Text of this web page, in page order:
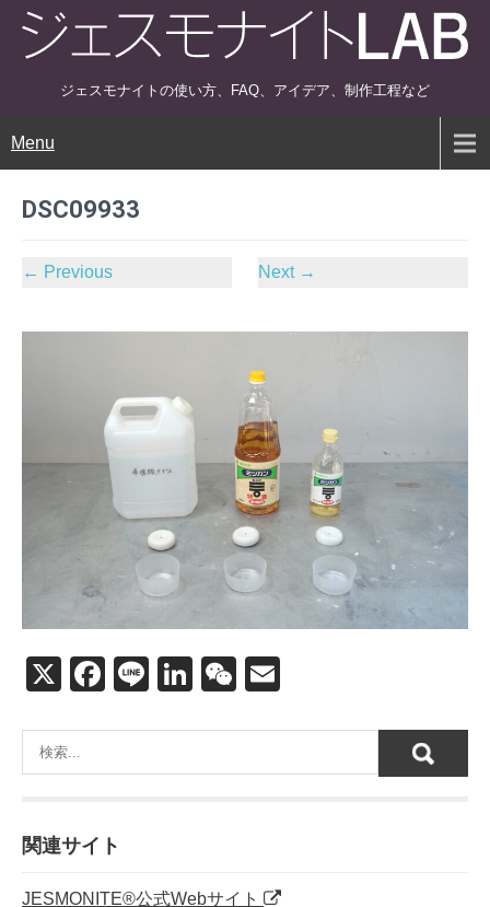
ジェスモナイトの使い方、FAQ、アイデア、制作工程など
Menu
DSC09933
← Previous Next →
X
F
c
e
o
o
Li
e
Li
k
e
W
C
h
ail
関連サイト
JESMONITE®公式Webサイト